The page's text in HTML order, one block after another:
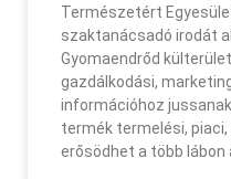
Természetért
szaktanácsadó irodát
Gyomaendrőd
gazdálkodási,
információhoz
termék termelési,
erősödhet a több lábon